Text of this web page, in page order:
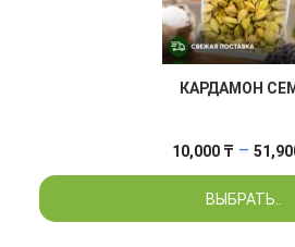
КАРДАМОН
10,000 ₸ –
ВЫБРАТЬ..